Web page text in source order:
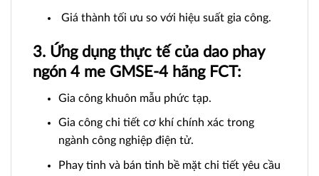
Giá thành tối ưu so với hiệu suất gia công.
3. Ứng dụng thực tế của dao phay
ngón 4 me GMSE-4 hãng FCT:
Gia công khuôn mẫu phức tạp.
Gia công chi tiết cơ khí chính xác trong
ngành công nghiệp điện tử.
Phay tinh và bán tinh bề mặt chi tiết yêu cầu